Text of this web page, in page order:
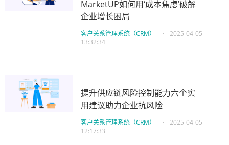
MarketUP如何用‘成本焦虑’破解
企业增长困局
客户关系管理系统（CRM） •
2025-04-05
13:32:34
提升供应链风险控制能力六个实
用建议助力企业抗风险
客户关系管理系统（CRM） •
2025-04-05
12:17:33